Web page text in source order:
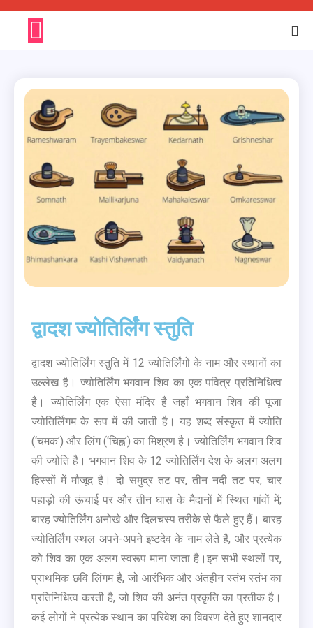
द्वादश ज्योतिर्लिंग स्तुति
द्वादश ज्योतिर्लिंग स्तुति में 12 ज्योतिर्लिंगों के नाम और स्थानों का
उल्लेख है। ज्योतिर्लिंग भगवान शिव का एक पवित्र प्रतिनिधित्व
है। ज्योतिर्लिंग एक ऐसा मंदिर है जहाँ भगवान शिव की पूजा
ज्योतिर्लिंगम के रूप में की जाती है। यह शब्द संस्कृत में ज्योति
(‘चमक’) और लिंग (‘चिह्न’) का मिश्रण है। ज्योतिर्लिंग भगवान शिव
की ज्योति है। भगवान शिव के 12 ज्योतिर्लिंग देश के अलग अलग
हिस्सों में मौजूद है। दो समुद्र तट पर, तीन नदी तट पर, चार
पहाड़ों की ऊंचाई पर और तीन घास के मैदानों में स्थित गांवों में;
बारह ज्योतिर्लिंग अनोखे और दिलचस्प तरीके से फैले हुए हैं। बारह
ज्योतिर्लिंग स्थल अपने-अपने इष्टदेव के नाम लेते हैं, और प्रत्येक
को शिव का एक अलग स्वरूप माना जाता है।इन सभी स्थलों पर,
प्राथमिक छवि लिंगम है, जो आरंभिक और अंतहीन स्तंभ स्तंभ का
प्रतिनिधित्व करती है, जो शिव की अनंत प्रकृति का प्रतीक है।
कई लोगों ने प्रत्येक स्थान का परिवेश का विवरण देते हुए शानदार